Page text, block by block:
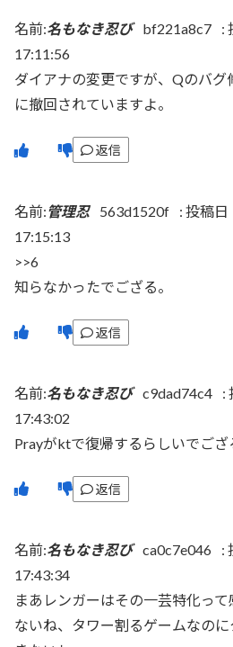
名前:名もなき忍び bf221a8c7 :
17:11:56
ダイアナの変更ですが、Qのバ
に撤回されていますよ。
返信
名前:管理忍 563d1520f : 投稿日
17:15:13
>>6
知らなかったでござる。
返信
名前:名もなき忍び c9dad74c4 :
17:43:02
Prayがktで復帰するらしいでござ
返信
名前:名もなき忍び ca0c7e046 :
17:43:34
まあレンガーはその一芸特化っ
ないね、タワー割るゲームなの